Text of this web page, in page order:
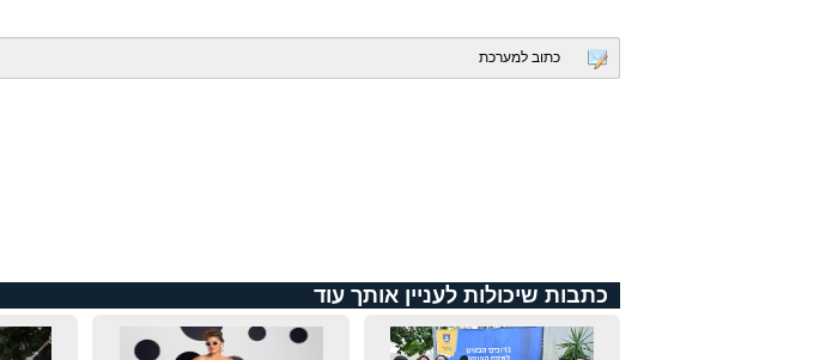
כתוב למערכת
כתבות שיכולות לעניין אותך עוד